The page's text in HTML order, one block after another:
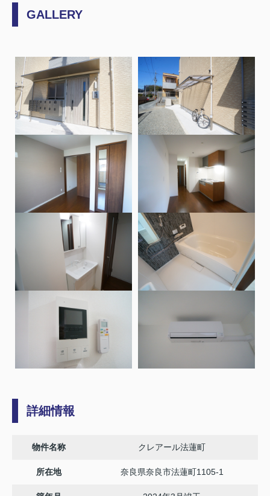
GALLERY
詳細情報
物件名称 クレアール法蓮町
所在地 奈良県奈良市法蓮町1105-1